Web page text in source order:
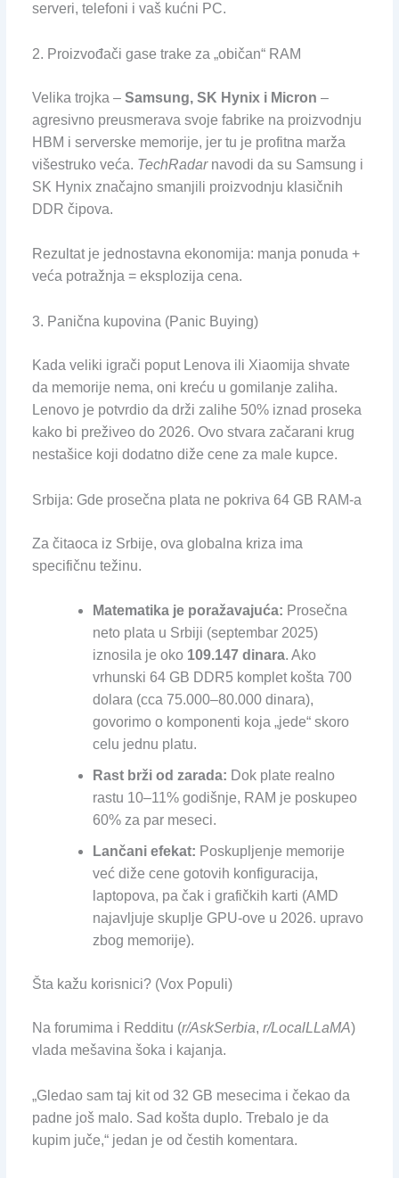
serveri, telefoni i vaš kućni PC.
2. Proizvođači gase trake za „običan“ RAM
Velika trojka – Samsung, SK Hynix i Micron –
agresivno preusmerava svoje fabrike na proizvodnju
HBM i serverske memorije, jer tu je profitna marža
višestruko veća. TechRadarnavodi da su Samsung i
SK Hynix značajno smanjili proizvodnju klasičnih
DDR čipova.
Rezultat je jednostavna ekonomija: manja ponuda +
veća potražnja = eksplozija cena.
3. Panična kupovina (Panic Buying)
Kada veliki igrači poput Lenova ili Xiaomija shvate
da memorije nema, oni kreću u gomilanje zaliha.
Lenovo je potvrdio da drži zalihe 50% iznad proseka
kako bi preživeo do 2026. Ovo stvara začarani krug
nestašice koji dodatno diže cene za male kupce.
Srbija: Gde prosečna plata ne pokriva 64 GB RAM-a
Za čitaoca iz Srbije, ova globalna kriza ima
specifičnu težinu.
Matematika je poražavajuća: Prosečna
neto plata u Srbiji (septembar 2025)
iznosila je oko 109.147 dinara. Ako
vrhunski 64 GB DDR5 komplet košta 700
dolara (cca 75.000–80.000 dinara),
govorimo o komponenti koja „jede“ skoro
celu jednu platu.
Rast brži od zarada: Dok plate realno
rastu 10–11% godišnje, RAM je poskupeo
60% za par meseci.
Lančani efekat: Poskupljenje memorije
već diže cene gotovih konfiguracija,
laptopova, pa čak i grafičkih karti (AMD
najavljuje skuplje GPU-ove u 2026. upravo
zbog memorije).
Šta kažu korisnici? (Vox Populi)
Na forumima i Redditu (r/AskSerbia, r/LocalLLaMA)
vlada mešavina šoka i kajanja.
„Gledao sam taj kit od 32 GB mesecima i čekao da
padne još malo. Sad košta duplo. Trebalo je da
kupim juče,“ jedan je od čestih komentara.